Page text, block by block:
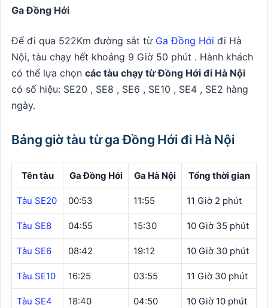
Ga Đồng Hới
Để đi qua 522Km đường sắt từ Ga Đồng Hới đi Hà
Nội, tàu chạy hết khoảng 9 Giờ 50 phút . Hành khách
có thể lựa chọn các tàu chạy từ Đồng Hới đi Hà Nội
có số hiệu: SE20 , SE8 , SE6 , SE10 , SE4 , SE2 hàng
ngày.
Bảng giờ tàu từ ga Đồng Hới đi Hà Nội
Tên tàu Ga Đồng Hới Ga Hà Nội Tổng thời gian
Tàu SE20 00:53 11:55 11 Giờ 2 phút
Tàu SE8 04:55 15:30 10 Giờ 35 phút
Tàu SE6 08:42 19:12 10 Giờ 30 phút
Tàu SE10 16:25 03:55 11 Giờ 30 phút
Tàu SE4 18:40 04:50 10 Giờ 10 phút